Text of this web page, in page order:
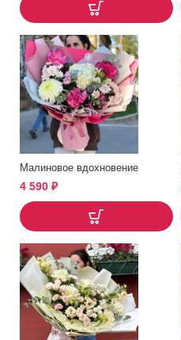
Малиновое вдохновение
4 590 ₽